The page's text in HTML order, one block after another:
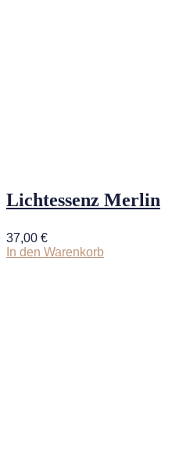
Lichtessenz Merlin
37,00 €
In den Warenkorb